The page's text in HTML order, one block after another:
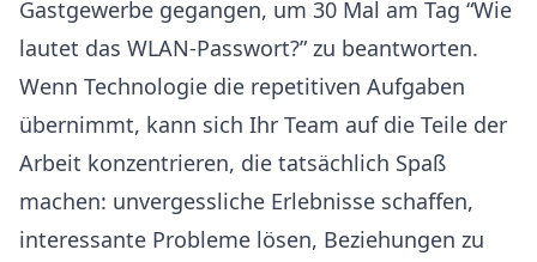
Gastgewerbe gegangen, um 30 Mal am Tag “Wie
lautet das WLAN-Passwort?” zu beantworten.
Wenn Technologie die repetitiven Aufgaben
übernimmt, kann sich Ihr Team auf die Teile der
Arbeit konzentrieren, die tatsächlich Spaß
machen: unvergessliche Erlebnisse schaffen,
interessante Probleme lösen, Beziehungen zu